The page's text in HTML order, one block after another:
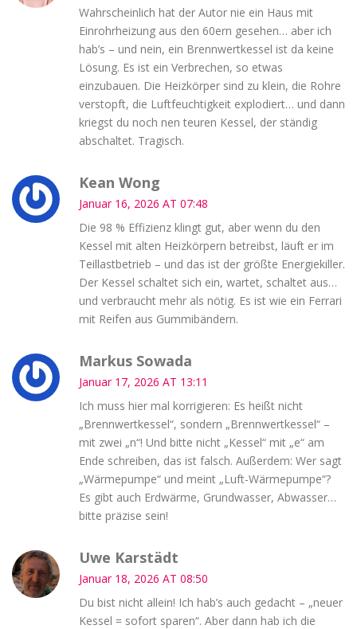
Wahrscheinlich hat der Autor nie ein Haus mit
Einrohrheizung aus den 60ern gesehen… aber ich
hab’s – und nein, ein Brennwertkessel ist da keine
Lösung. Es ist ein Verbrechen, so etwas
einzubauen. Die Heizkörper sind zu klein, die Rohre
verstopft, die Luftfeuchtigkeit explodiert… und dann
kriegst du noch nen teuren Kessel, der ständig
abschaltet. Tragisch.
Kean Wong
Januar 16, 2026 AT 07:48
Die 98 % Effizienz klingt gut, aber wenn du den
Kessel mit alten Heizkörpern betreibst, läuft er im
Teillastbetrieb – und das ist der größte Energiekiller.
Der Kessel schaltet sich ein, wartet, schaltet aus…
und verbraucht mehr als nötig. Es ist wie ein Ferrari
mit Reifen aus Gummibändern.
Markus Sowada
Januar 17, 2026 AT 13:11
Ich muss hier mal korrigieren: Es heißt nicht
„Brennwertkessel“, sondern „Brennwertkessel“ –
mit zwei „n“! Und bitte nicht „Kessel“ mit „e“ am
Ende schreiben, das ist falsch. Außerdem: Wer sagt
„Wärmepumpe“ und meint „Luft-Wärmepumpe“?
Es gibt auch Erdwärme, Grundwasser, Abwasser…
bitte präzise sein!
Uwe Karstädt
Januar 18, 2026 AT 08:50
Du bist nicht allein! Ich hab’s auch gedacht – „neuer
Kessel = sofort sparen“. Aber dann hab ich die